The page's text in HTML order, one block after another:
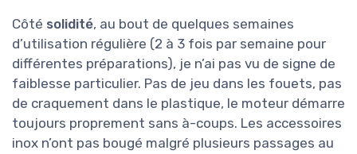
Côté solidité, au bout de quelques semaines
d’utilisation régulière (2 à 3 fois par semaine pour
différentes préparations), je n’ai pas vu de signe de
faiblesse particulier. Pas de jeu dans les fouets, pas
de craquement dans le plastique, le moteur démarre
toujours proprement sans à-coups. Les accessoires
inox n’ont pas bougé malgré plusieurs passages au